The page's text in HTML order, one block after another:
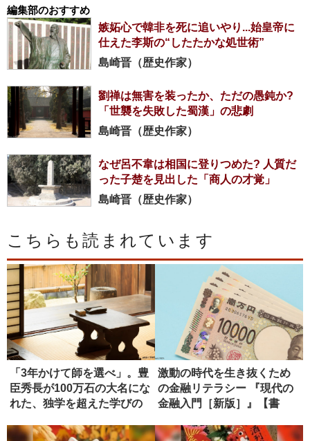
編集部のおすすめ
嫉妬心で韓非を死に追いやり...始皇帝に
仕えた李斯の“したたかな処世術”
島崎晋（歴史作家）
劉禅は無害を装ったか、ただの愚鈍か?
「世襲を失敗した蜀漢」の悲劇
島崎晋（歴史作家）
なぜ呂不韋は相国に登りつめた? 人質だ
った子楚を見出した「商人の才覚」
島崎晋（歴史作家）
こちらも読まれています
「3年かけて師を選べ」。豊
臣秀長が100万石の大名にな
れた、独学を超えた学びの
激動の時代を生き抜くため
の金融リテラシー 『現代の
金融入門［新版］』【書